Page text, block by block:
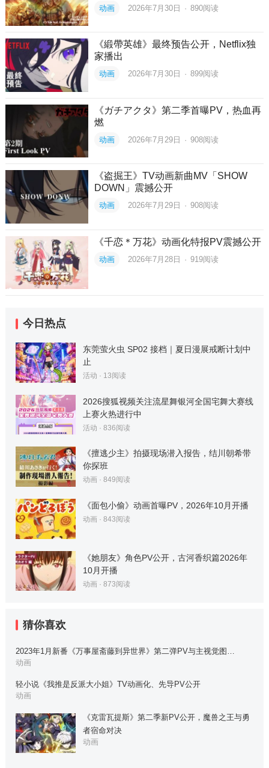
动画 2026年7月30日 · 890阅读
《緞帶英雄》最终预告公开，Netflix独
家播出
动画 2026年7月30日 · 899阅读
《ガチアクタ》第二季首曝PV，热血再
燃
动画 2026年7月29日 · 908阅读
《盗掘王》TV动画新曲MV「SHOW
DOWN」震撼公开
动画 2026年7月29日 · 908阅读
《千恋＊万花》动画化特报PV震撼公开
动画 2026年7月28日 · 919阅读
今日热点
东莞萤火虫 SP02 接档｜夏日漫展戒断计划中
止
活动 · 13阅读
2026搜狐视频关注流星舞银河全国宅舞大赛线
上赛火热进行中
活动 · 836阅读
《擅逃少主》拍摄现场潜入报告，结川朝希带
你探班
动画· 849阅读
《面包小偷》动画首曝PV，2026年10月开播
动画· 843阅读
《她朋友》角色PV公开，古河香织篇2026年
10月开播
动画· 873阅读
猜你喜欢
2023年1月新番《万事屋斋藤到异世界》第二弹PV与主视觉图…
动画
轻小说《我推是反派大小姐》TV动画化、先导PV公开
动画
《克雷瓦提斯》第二季新PV公开，魔兽之王与勇
者宿命对决
动画